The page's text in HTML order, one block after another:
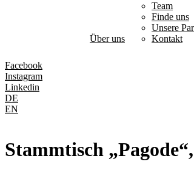
Über uns
Team
Finde uns
Unsere
Kontakt
Facebook
Instagram
Linkedin
DE
EN
Stammtisch